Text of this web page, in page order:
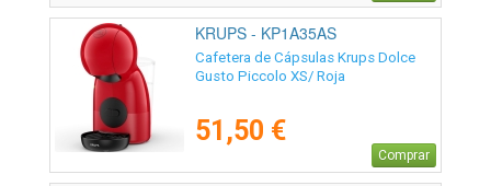
KRUPS - KP1A35AS
Cafetera de Cápsulas Krups Dolce
Gusto Piccolo XS/ Roja
51,50 €
Comprar